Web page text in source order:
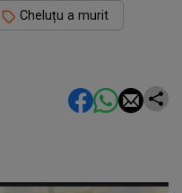
Cheluțu a murit